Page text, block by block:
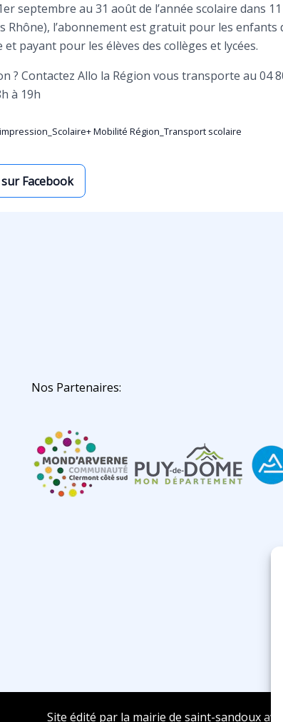
septembre au 31 août de l’année scolaire dans
Rhône), l’abonnement est gratuit pour les enfants
payant pour les élèves des collèges et lycées.
? Contactez Allo la Région vous transporte au 04
à 19h
Mobilité Région_Transport scolaire
Facebook
Nos Partenaires:
Site édité par la mairie de saint-sandoux